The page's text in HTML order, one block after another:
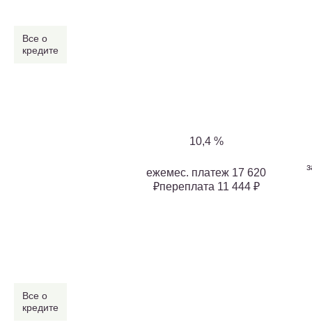
Все о
кредите
10,4 %
ежемес. платеж 17 620
₽переплата 11 444 ₽
Все о
кредите